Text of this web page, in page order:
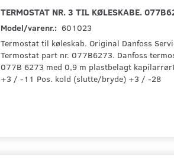
TERMOSTAT NR. 3 TIL KØLESKABE.
Model/varenr.: 601023
Termostat til køleskab. Original Danfoss
Termostat part nr. 077B6273. Danfoss
077B 6273 med 0,9 m plastbelagt
+3 / -11 Pos. kold (slutte/bryde) +3 / -28